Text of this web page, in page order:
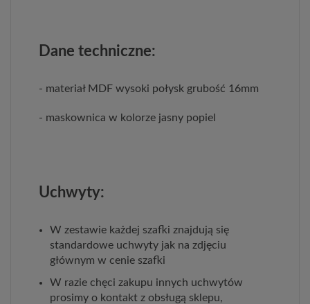
Dane techniczne:
- materiał MDF wysoki połysk grubość 16mm
- maskownica w kolorze jasny popiel
Uchwyty:
W zestawie każdej szafki znajdują się
standardowe uchwyty jak na zdjęciu
głównym w cenie szafki
W razie chęci zakupu innych uchwytów
prosimy o kontakt z obsługą sklepu,